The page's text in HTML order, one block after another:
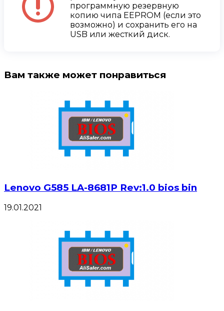
программную резервную
копию чипа EEPROM (если это
возможно) и сохранить его на
USB или жесткий диск.
Вам также может понравиться
Lenovo G585 LA-8681P Rev:1.0 bios bin
19.01.2021